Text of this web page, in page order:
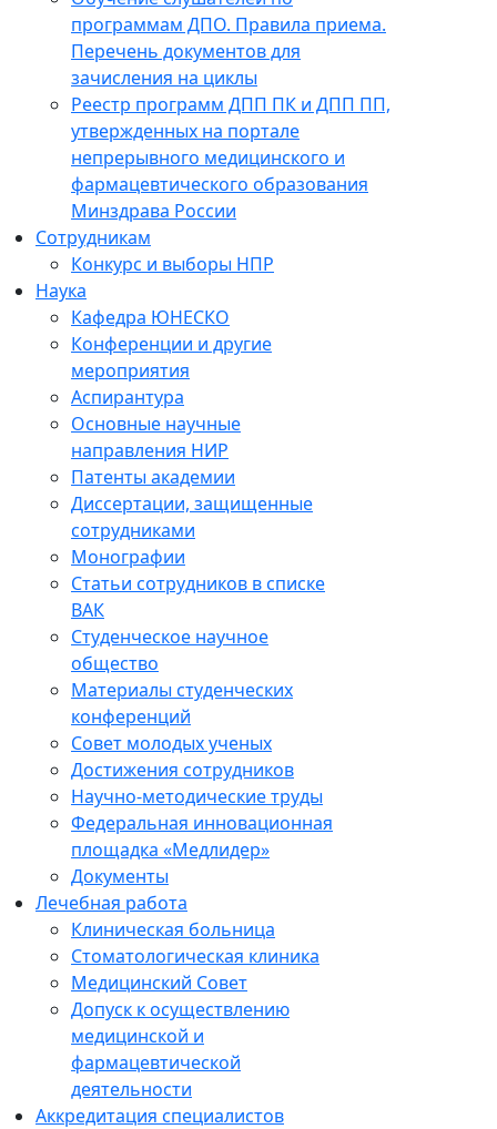
программам ДПО. Правила приема.
Перечень документов для
зачисления на циклы
Реестр программ ДПП ПК и ДПП ПП,
утвержденных на портале
непрерывного медицинского и
фармацевтического образования
Минздрава России
Сотрудникам
Конкурс и выборы НПР
Наука
Кафедра ЮНЕСКО
Конференции и другие
мероприятия
Аспирантура
Основные научные
направления НИР
Патенты академии
Диссертации, защищенные
сотрудниками
Монографии
Статьи сотрудников в списке
ВАК
Студенческое научное
общество
Материалы студенческих
конференций
Совет молодых ученых
Достижения сотрудников
Научно-методические труды
Федеральная инновационная
площадка «Медлидер»
Документы
Лечебная работа
Клиническая больница
Стоматологическая клиника
Медицинский Совет
Допуск к осуществлению
медицинской и
фармацевтической
деятельности
Аккредитация специалистов